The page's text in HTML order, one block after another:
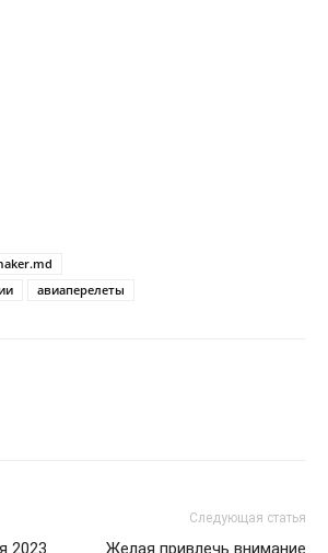
авиаперелеты
Следующая статья